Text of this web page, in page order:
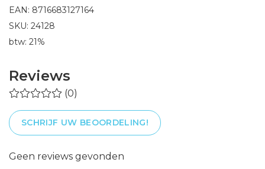
EAN: 8716683127164
SKU: 24128
btw: 21%
Reviews
(0)
SCHRIJF UW BEOORDELING!
Geen reviews gevonden